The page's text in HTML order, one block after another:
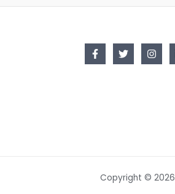
Copyright © 2026